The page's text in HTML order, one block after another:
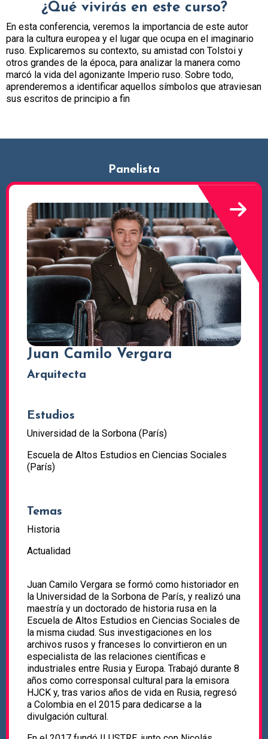
¿Qué vivirás en este curso?
En esta conferencia, veremos la importancia de este autor
para la cultura europea y el lugar que ocupa en el imaginario
ruso. Explicaremos su contexto, su amistad con Tolstoi y
otros grandes de la época, para analizar la manera como
marcó la vida del agonizante Imperio ruso. Sobre todo,
aprenderemos a identificar aquellos símbolos que atraviesan
sus escritos de principio a fin
Panelista
Juan Camilo Vergara
Arquitecta
Estudios
Universidad de la Sorbona (París)
Escuela de Altos Estudios en Ciencias Sociales
(París)
Temas
Historia
Actualidad
Juan Camilo Vergara se formó como historiador en
la Universidad de la Sorbona de París, y realizó una
maestría y un doctorado de historia rusa en la
Escuela de Altos Estudios en Ciencias Sociales de
la misma ciudad. Sus investigaciones en los
archivos rusos y franceses lo convirtieron en un
especialista de las relaciones científicas e
industriales entre Rusia y Europa. Trabajó durante 8
años como corresponsal cultural para la emisora
HJCK y, tras varios años de vida en Rusia, regresó
a Colombia en el 2015 para dedicarse a la
divulgación cultural.